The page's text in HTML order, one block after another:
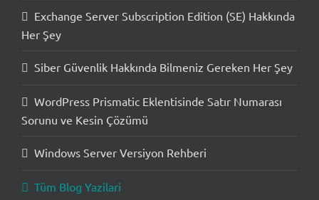
Exchange Server Subscription Edition (SE) Hakkında
Her Şey
Siber Güvenlik Hakkında Bilmeniz Gereken Her Şey
WordPress Prismatic Eklentisinde Satır Numarası
Sorunu ve Kesin Çözümü
Windows Server Versiyon Rehberi
Tüm Blog Yazilari